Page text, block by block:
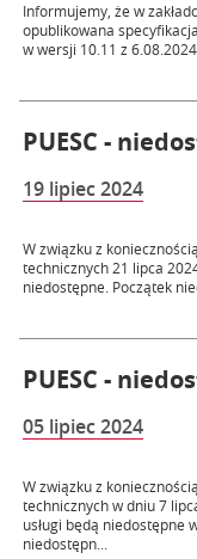
Informujemy, że w
opublikowana
w wersji 10.11 z
PUESC -
19 lipiec 2024
W związku z
technicznych 21 lipca
niedostępne. Początek
PUESC -
05 lipiec 2024
W związku z
technicznych w dniu 7
usługi będą niedostępne
niedostępn...